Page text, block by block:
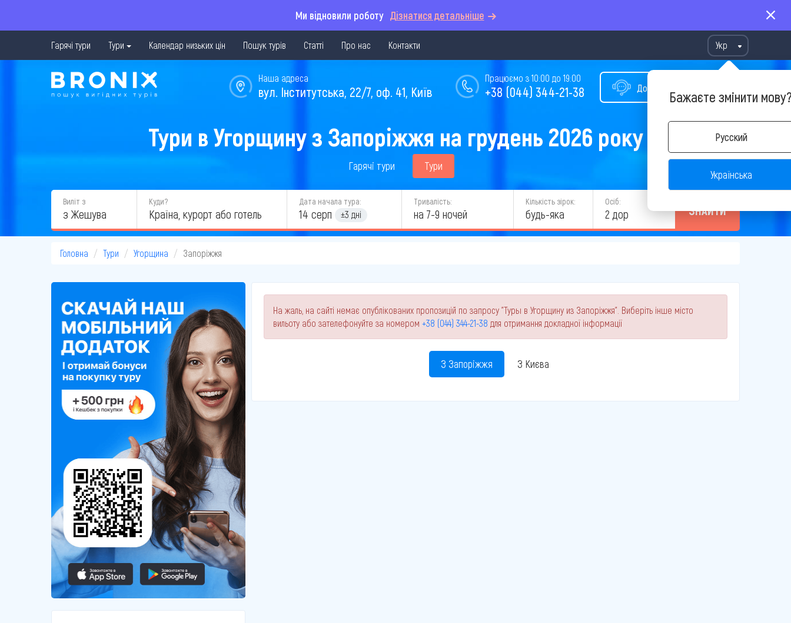
Ми відновили роботу Дізнатися детальніше
Гарячі тури Тури Календар низьких цін Пошук турів Статті Про нас Контакти Укр
Бажаєте змінити
Русский
Українська
Допомога у виборі туру
Працюємо з 10:00 до 19:00
+38 (044) 344-21-38
Наша адреса
вул. Інститутська, 22/7, оф. 41, Київ
Тури в Угорщину з Запоріжжя на грудень 2026 року
Гарячі тури Тури
Виліт з
з Жешува
Куди? Дата начала тура:
14 серп ±3 дні
Тривалість:
на 7-9 ночей
Кількість зірок:
будь-яка
Осіб:
2 дор ЗНАЙТИ
Головна Тури Угорщина Запоріжжя
На жаль, на сайті немає опублікованих пропозицій по запросу "Туры в Угорщину из Запоріжжя". Виберіть інше місто
вильоту або зателефонуйте за номером +38 (044) 344-21-38 для отримання докладної інформації
З Запоріжжя З Києва